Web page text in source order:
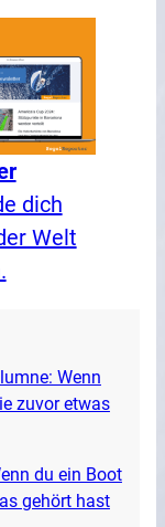
dich
Welt
Wenn
zuvor etwas
du ein Boot
gehört hast